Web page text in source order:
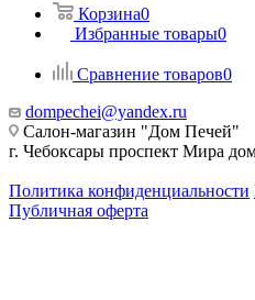
Корзина0
Избранные товары0
Сравнение товаров0
dompechei@yandex.ru
Салон-магазин "Дом Печей"
г. Чебоксары проспект Мира
Политика конфиденциальности
Публичная оферта